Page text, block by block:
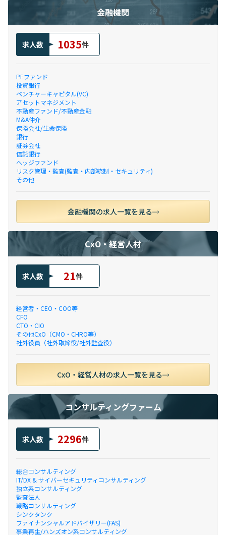
金融機関
求人数 1035件
PEファンド
投資銀行
ベンチャーキャピタル(VC)
アセットマネジメント
不動産ファンド/不動産金融
M&A仲介
保険会社/生命保険
銀行
証券会社
信託銀行
ヘッジファンド
リスク管理・監査(監査・内部統制・セキュリティ)
その他
金融機関の求人一覧を見る
CxO・経営人材
求人数 21件
経営者・CEO・COO等
CFO
CTO・CIO
その他CxO（CMO・CHRO等）
社外役員（社外取締役/社外監査役）
CxO・経営人材の求人一覧を見る
コンサルティングファーム
求人数 2296件
総合コンサルティング
IT/DX & サイバーセキュリティコンサルティング
独立系コンサルティング
監査法人
戦略コンサルティング
シンクタンク
ファイナンシャルアドバイザリー(FAS)
事業再生/ハンズオン系コンサルティング